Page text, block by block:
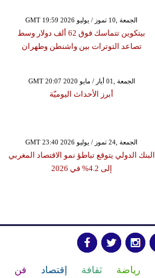
GMT 19:59 2026 الجمعة ,10 تموز / يوليو
بيتكوين تتماسك فوق 62 ألف دولار وسط
تصاعد التوترات بين واشنطن وطهران
GMT 20:07 2020 الجمعة ,01 أيار / مايو
أبرز الأحداث اليوميّة
GMT 23:40 2026 الجمعة ,24 تموز / يوليو
البنك الدولي يتوقع تباطؤ نمو الاقتصاد المغربي
إلى 4.2% في 2026
رياضة ثقافة إقتصاد فن